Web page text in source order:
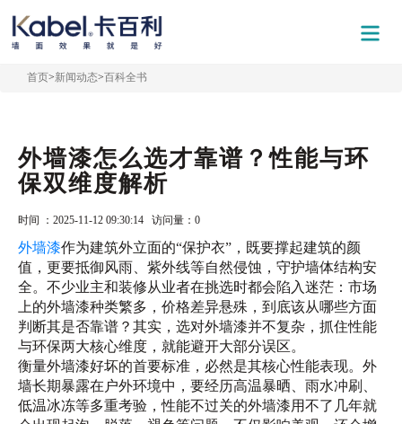
首页>新闻动态>百科全书
外墙漆怎么选才靠谱？性能与环
保双维度解析
时间 ：2025-11-12 09:30:14 访问量： 0
外墙漆作为建筑外立面的“保护衣”，既要撑起建筑的颜
值，更要抵御风雨、紫外线等自然侵蚀，守护墙体结构安
全。不少业主和装修从业者在挑选时都会陷入迷茫：市场
上的外墙漆种类繁多，价格差异悬殊，到底该从哪些方面
判断其是否靠谱？其实，选对外墙漆并不复杂，抓住性能
与环保两大核心维度，就能避开大部分误区。
衡量外墙漆好坏的首要标准，必然是其核心性能表现。外
墙长期暴露在户外环境中，要经历高温暴晒、雨水冲刷、
低温冰冻等多重考验，性能不过关的外墙漆用不了几年就